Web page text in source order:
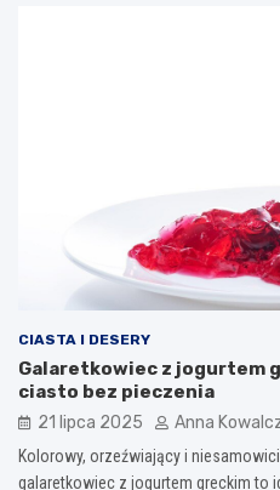
CIASTA I DESERY
Galaretkowiec z jogurtem
ciasto bez pieczenia
21 lipca 2025 Anna
Kolorowy, orzeźwiający i
galaretkowiec z jogurtem greckim to